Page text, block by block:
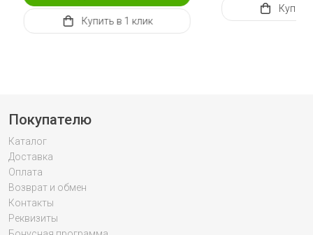
Купить в 1 клик
Купить
Покупателю
Каталог
Доставка
Оплата
Возврат и обмен
Контакты
Реквизиты